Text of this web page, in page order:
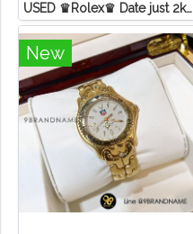
USED ♛Rolex♛ Date just​ 2k​ หน้าขาว​ หลัก​เพชร​/โรมัน ขอบเพชรหนามเตย​ บานพับเก่า​ สายจูบิลี่
New